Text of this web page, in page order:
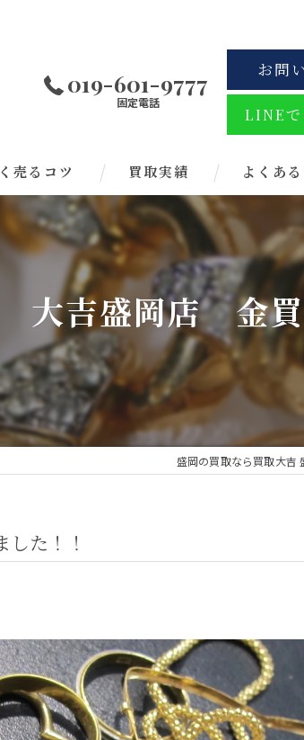
019-601-9777
固定電話
お問
LINEで
売るコツ 買取実績 よくあ
大吉盛岡店 金買
盛岡の買取なら買取大吉
た！！